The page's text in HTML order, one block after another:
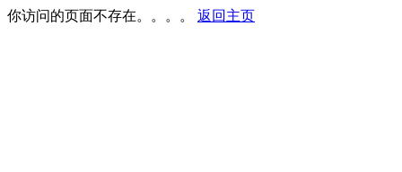
你访问的页面不存在。。。。 返回主页